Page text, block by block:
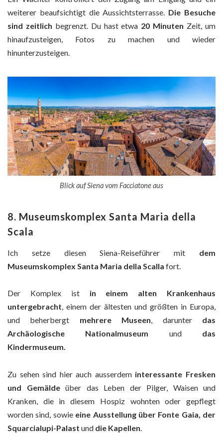
weiterer beaufsichtigt die Aussichtsterrasse. Die Besuche
sind zeitlich begrenzt. Du hast etwa 20 Minuten Zeit, um
hinaufzusteigen, Fotos zu machen und wieder
hinunterzusteigen.
Blick auf Siena vom Facciatone aus
8. Museumskomplex Santa Maria della
Scala
Ich setze diesen Siena-Reiseführer mit dem
Museumskomplex Santa Maria della Scalla fort.
Der Komplex ist in einem alten Krankenhaus
untergebracht, einem der ältesten und größten in Europa,
und beherbergt mehrere Museen, darunter das
Archäologische Nationalmuseum und das
Kindermuseum.
Zu sehen sind hier auch ausserdem interessante Fresken
und Gemäldeüber das Leben der Pilger, Waisen und
Kranken, die in diesem Hospiz wohnten oder gepflegt
worden sind, sowie eine Ausstellung über Fonte Gaia, der
Squarcialupi-Palast und die Kapellen.